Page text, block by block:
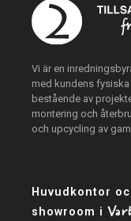
Vi är en
med kundens
bestående av
montering och
och upcycling av
Huvudkontor
showroom i